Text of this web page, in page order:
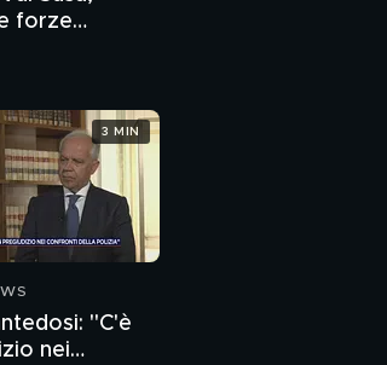
forze
"C'è
nei
3 MIN